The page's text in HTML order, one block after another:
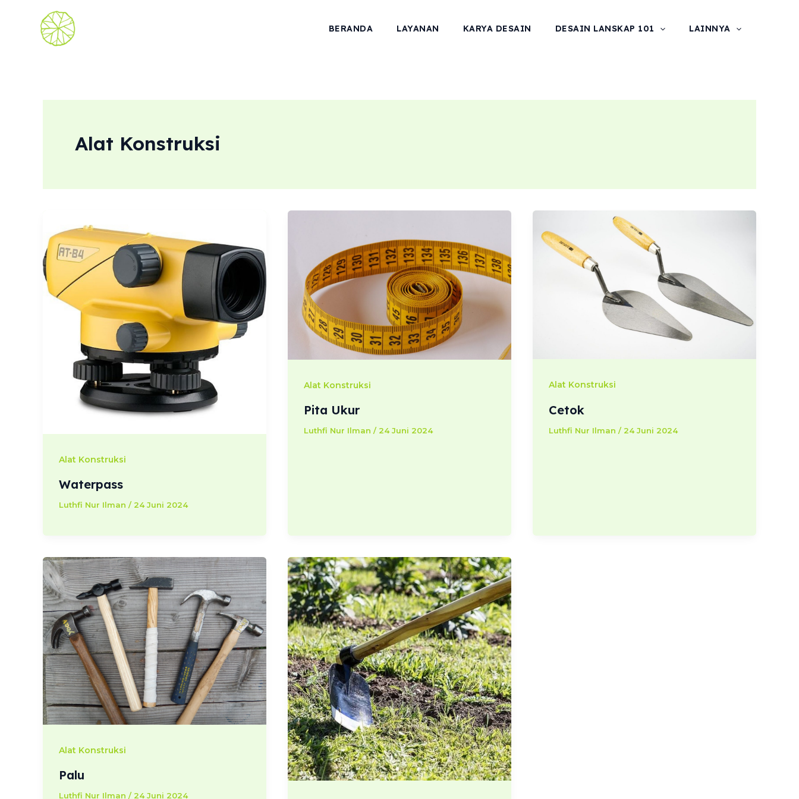
BERANDA LAYANAN KARYA DESAIN DESAIN LANSKAP 101 LAINNYA
Alat Konstruksi
Alat Konstruksi
Waterpass
Luthfi Nur Ilman / 24 Juni 2024
Alat Konstruksi
Pita Ukur
Luthfi Nur Ilman / 24 Juni 2024
Alat Konstruksi
Cetok
Luthfi Nur Ilman / 24 Juni 2024
Alat Konstruksi
Palu
Luthfi Nur Ilman / 24 Juni 2024